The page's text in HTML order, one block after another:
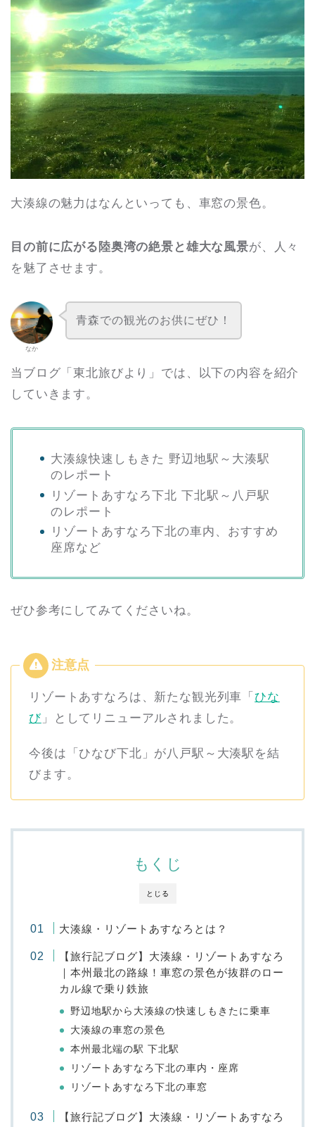
大湊線の魅力はなんといっても、車窓の景色。
目の前に広がる陸奥湾の絶景と雄大な風景が、人々
を魅了させます。
なか
青森での観光のお供にぜひ！
当ブログ「東北旅びより」では、以下の内容を紹介
していきます。
大湊線快速しもきた 野辺地駅～大湊駅
のレポート
リゾートあすなろ下北 下北駅～八戸駅
のレポート
リゾートあすなろ下北の車内、おすすめ
座席など
ぜひ参考にしてみてくださいね。
リゾートあすなろは、新たな観光列車「ひな
び 」としてリニューアルされました。
今後は「ひなび下北」が八戸駅～大湊駅を結
びます。
とじる
もくじ
大湊線・リゾートあすなろとは？
【旅行記ブログ】大湊線・リゾートあすなろ
｜本州最北の路線！車窓の景色が抜群のロー
カル線で乗り鉄旅
野辺地駅から大湊線の快速しもきたに乗車
大湊線の車窓の景色
本州最北端の駅 下北駅
リゾートあすなろ下北の車内・座席
リゾートあすなろ下北の車窓
【旅行記ブログ】大湊線・リゾートあすなろ